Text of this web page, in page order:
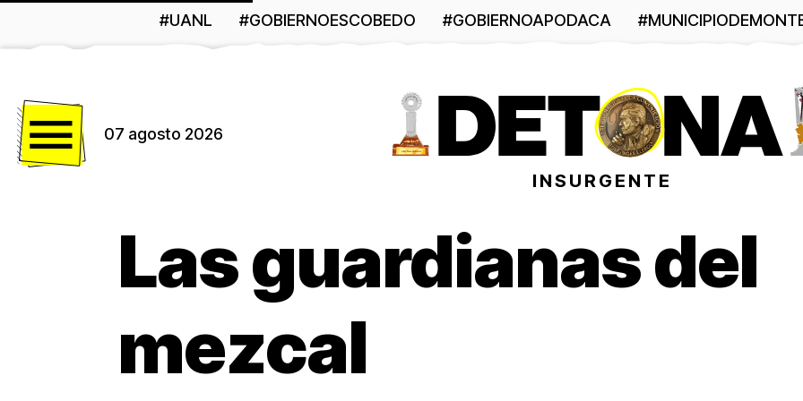
#UANL #GOBIERNOESCOBEDO #GOBIERNOAPODACA
07 agosto 2026
INSURGENTE
Las guardianas del
mezcal